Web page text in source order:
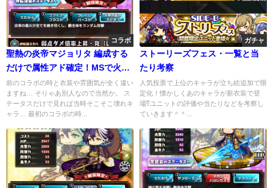
コラボ
聖熱の炎帝マジョリタ 編成する
だけで属性アド確定！MSで火力
補助もOK
前のコラボの時と衣装や雰囲気が全く違い
ますね… そりゃあ別人なので当然か。 ス
テータスだけで見れば当時そこそこ壊れキ
ャラ… 最初のコラボの時...
ガチャ
ストーリーズフェス・一覧と当
たり考察
人気投票で上位のキャラが立ち絵追加で限
定化！懐かしくあのキャラが新衣装で登
場⁉ユニットの評価や当たりなどを考察し
ていきます＾＾...